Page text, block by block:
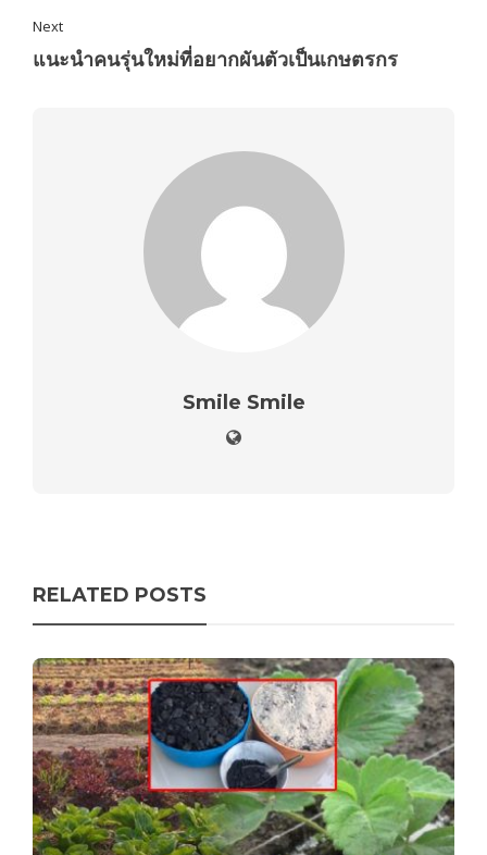
Next
แนะนำคนรุ่นใหม่ที่อยากผันตัวเป็นเกษตรกร
Smile Smile
RELATED POSTS